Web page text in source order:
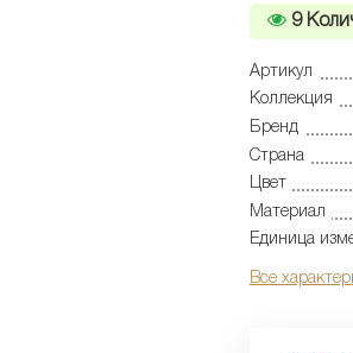
9
Артикул
Коллекция
Бренд
Страна
Цвет
Материал
Единица
Все